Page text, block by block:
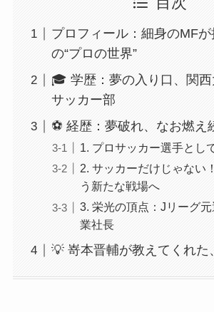
プロフィール：細身のMF
の“プロの世界”
🎓 学歴：夢の入り口、関
サッカー部
⚽ 経歴：夢破れ、なお燃え
1. プロサッカー選手とし
2. サッカーだけじゃない
う新たな戦場へ
3. 栄光の頂点：Jリーグ
業社長
💡 嵜本晋輔が教えてくれた